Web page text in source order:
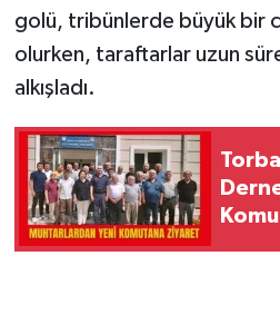
golü, tribünlerde büyük bir
olurken, taraftarlar uzun süre
alkışladı.